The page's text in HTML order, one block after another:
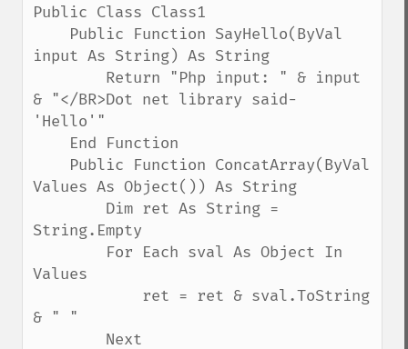
Public Class Class1
input As String) As String
& "</BR>Dot net library said-
'Hello'"
Values As Object()) As String
String.Empty
Values
& " "